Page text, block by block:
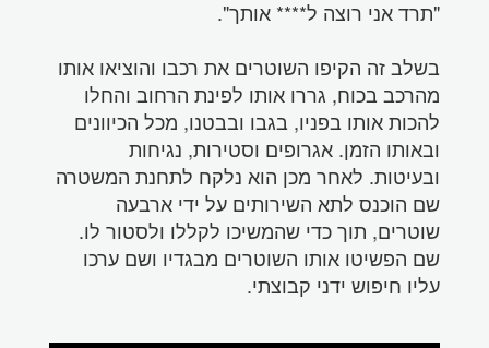
"תרד אני רוצה ל**** אותך".
בשלב זה הקיפו השוטרים את רכבו והוציאו אותו
מהרכב בכוח, גררו אותו לפינת הרחוב והחלו
להכות אותו בפניו, בגבו ובבטנו, מכל הכיוונים
ובאותו הזמן. אגרופים וסטירות, נגיחות
ובעיטות. לאחר מכן הוא נלקח לתחנת המשטרה
שם הוכנס לתא השירותים על ידי ארבעה
שוטרים, תוך כדי שהמשיכו לקללו ולסטור לו.
שם הפשיטו אותו השוטרים מבגדיו ושם ערכו
עליו חיפוש ידני קבוצתי.